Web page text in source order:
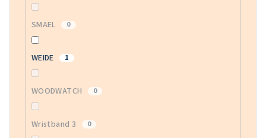
SMAEL 0
WEIDE 1
WOODWATCH 0
Wristband 3 0